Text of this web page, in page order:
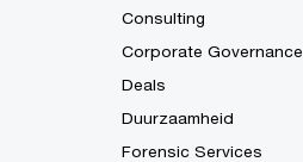
Consulting
Corporate Governance
Deals
Duurzaamheid
Forensic Services